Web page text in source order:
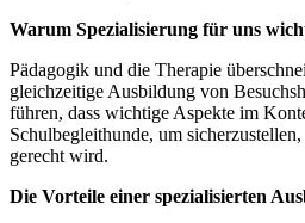
Warum Spezialisierung für uns
Pädagogik und die Therapie
gleichzeitige Ausbildung von
führen, dass wichtige Aspekte im
Schulbegleithunde, um
gerecht wird.
Die Vorteile einer spezialisierten